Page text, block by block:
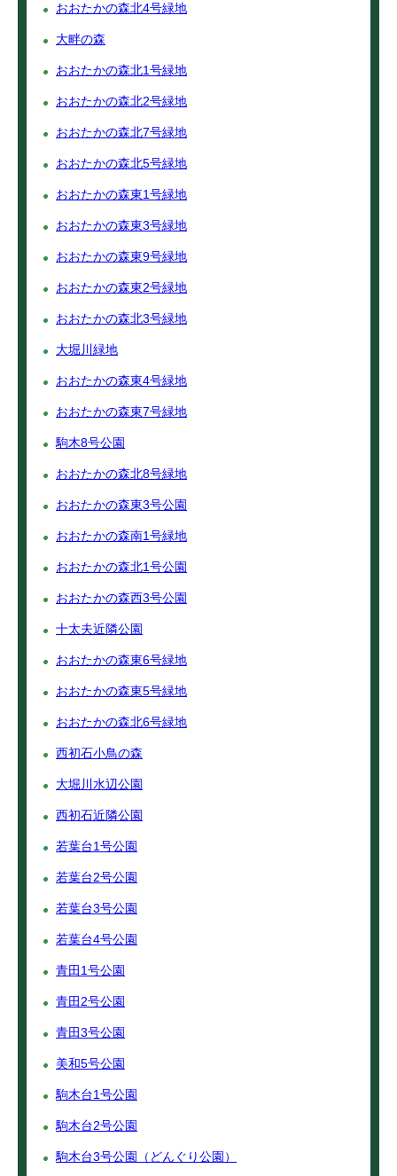
おおたかの森北4号緑地
大畔の森
おおたかの森北1号緑地
おおたかの森北2号緑地
おおたかの森北7号緑地
おおたかの森北5号緑地
おおたかの森東1号緑地
おおたかの森東3号緑地
おおたかの森東9号緑地
おおたかの森東2号緑地
おおたかの森北3号緑地
大堀川緑地
おおたかの森東4号緑地
おおたかの森東7号緑地
駒木8号公園
おおたかの森北8号緑地
おおたかの森東3号公園
おおたかの森南1号緑地
おおたかの森北1号公園
おおたかの森西3号公園
十太夫近隣公園
おおたかの森東6号緑地
おおたかの森東5号緑地
おおたかの森北6号緑地
西初石小鳥の森
大堀川水辺公園
西初石近隣公園
若葉台1号公園
若葉台2号公園
若葉台3号公園
若葉台4号公園
青田1号公園
青田2号公園
青田3号公園
美和5号公園
駒木台1号公園
駒木台2号公園
駒木台3号公園（どんぐり公園）